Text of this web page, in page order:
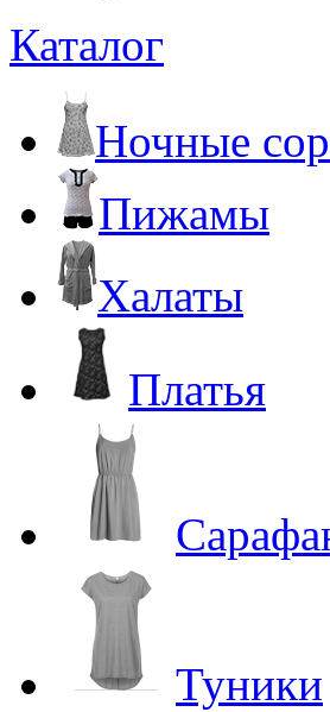
Каталог
Ночные
Пижамы
Халаты
Платья
Туники